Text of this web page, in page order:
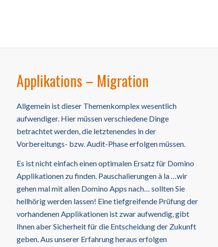
Applikations – Migration
Allgemein ist dieser Themenkomplex wesentlich
aufwendiger. Hier müssen verschiedene Dinge
betrachtet werden, die letztenendes in der
Vorbereitungs- bzw. Audit-Phase erfolgen müssen.
Es ist nicht einfach einen optimalen Ersatz für Domino
Applikationen zu finden. Pauschalierungen à la …wir
gehen mal mit allen Domino Apps nach… sollten Sie
hellhörig werden lassen! Eine tiefgreifende Prüfung der
vorhandenen Applikationen ist zwar aufwendig, gibt
Ihnen aber Sicherheit für die Entscheidung der Zukunft
geben. Aus unserer Erfahrung heraus erfolgen